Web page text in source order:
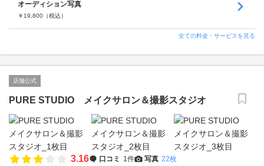
オーディション写真
￥ 19,800 （税込）
全ての料金・サービスを見る
店舗公式
PURE STUDIO メイクサロン＆撮影スタジオ
3.16 口コミ 1件 写真 22枚